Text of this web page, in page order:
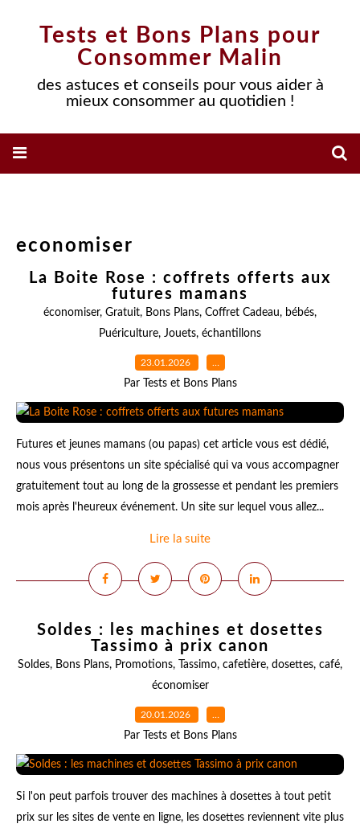
Tests et Bons Plans pour
Consommer Malin
des astuces et conseils pour vous aider à
mieux consommer au quotidien !
economiser
La Boite Rose : coffrets offerts aux
futures mamans
économiser, Gratuit, Bons Plans, Coffret Cadeau, bébés,
Puériculture, Jouets, échantillons
23.01.2026 …
Par Tests et Bons Plans
Futures et jeunes mamans (ou papas) cet article vous est dédié,
nous vous présentons un site spécialisé qui va vous accompagner
gratuitement tout au long de la grossesse et pendant les premiers
mois après l'heureux événement. Un site sur lequel vous allez...
Lire la suite
Soldes : les machines et dosettes
Tassimo à prix canon
Soldes, Bons Plans, Promotions, Tassimo, cafetière, dosettes, café,
économiser
20.01.2026 …
Par Tests et Bons Plans
Si l'on peut parfois trouver des machines à dosettes à tout petit
prix sur les sites de vente en ligne, les dosettes reviennent vite plus